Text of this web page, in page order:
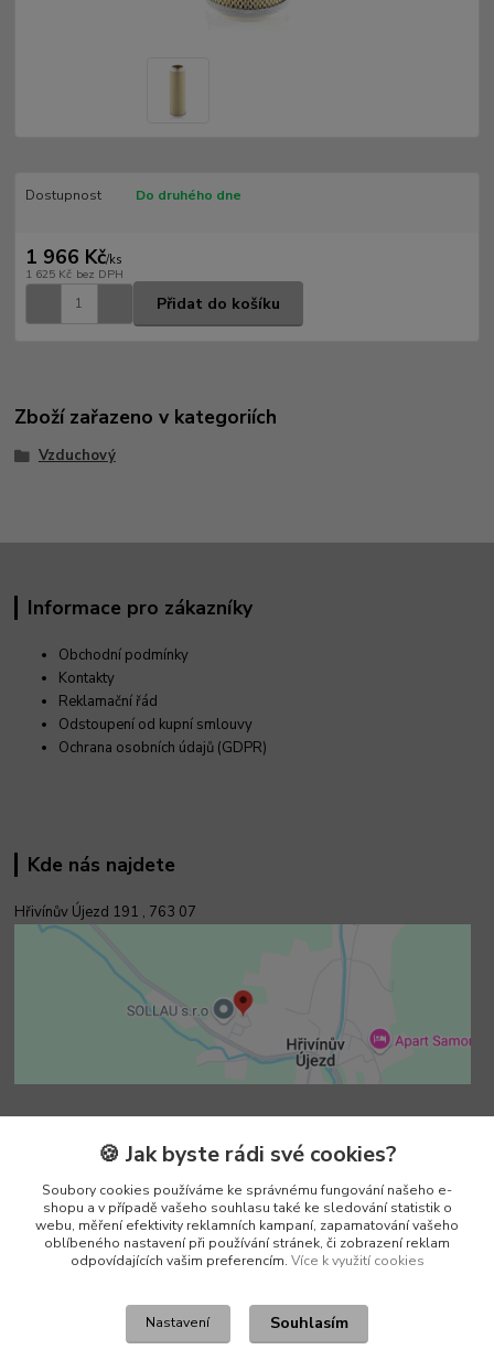
Dostupnost Do druhého dne
1 966 Kč/ks
1 625 Kč bez DPH
Přidat do košíku
Zboží zařazeno v kategoriích
Vzduchový
Informace pro zákazníky
Obchodní podmínky
Kontakty
Reklamační řád
Odstoupení od kupní smlouvy
Ochrana osobních údajů (GDPR)
Kde nás najdete
Hřivínův Újezd 191 , 763 07
Kontakty
Vedoucí e-shopu
+420 602 552 766
(Po-Pá, 6:30-15 hod.)
🍪 Jak byste rádi své cookies?
Soubory cookies používáme ke správnému fungování našeho e-
shopu a v případě vašeho souhlasu také ke sledování statistik o
webu, měření efektivity reklamních kampaní, zapamatování vašeho
oblíbeného nastavení při používání stránek, či zobrazení reklam
odpovídajících vašim preferencím. Více k využití cookies
Nastavení Souhlasím